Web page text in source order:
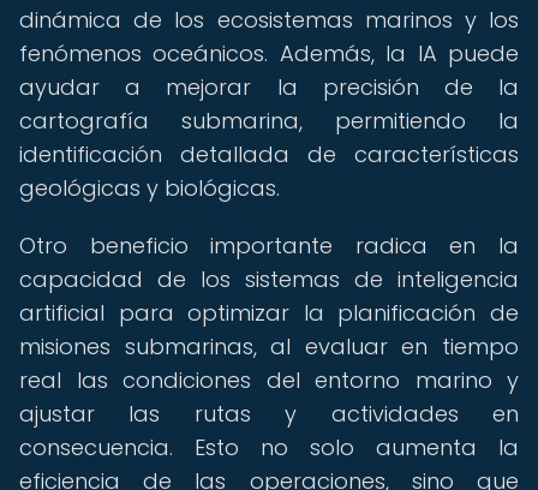
dinámica de los ecosistemas marinos y los
fenómenos oceánicos. Además, la IA puede
ayudar a mejorar la precisión de la
cartografía submarina, permitiendo la
identificación detallada de características
geológicas y biológicas.
Otro beneficio importante radica en la
capacidad de los sistemas de inteligencia
artificial para optimizar la planificación de
misiones submarinas, al evaluar en tiempo
real las condiciones del entorno marino y
ajustar las rutas y actividades en
consecuencia. Esto no solo aumenta la
eficiencia de las operaciones, sino que